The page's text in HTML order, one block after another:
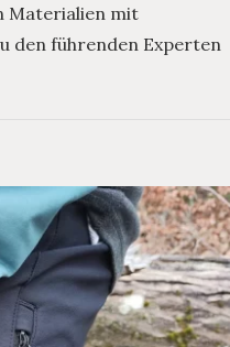
Materialien mit
den führenden Experten